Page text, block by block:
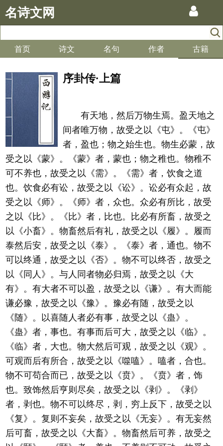
名诗文网
首页 诗文 名句 作者 古籍
序卦传·上篇
有天地，然后万物生焉。盈天地之
间者唯万物，故受之以《屯》。《屯》
者，盈也；物之始生也。物生必蒙，故
受之以《蒙》。《蒙》者，蒙也；物之稚也。物稚不
可不养也，故受之以《需》。《需》者，饮食之道
也。饮食必有讼，故受之以《讼》。讼必有众起，故
受之以《师》。《师》者，众也。众必有所比，故受
之以《比》。《比》者，比也。比必有所畜，故受之
以《小畜》。物畜然后有礼，故受之以《履》。履而
泰然后安，故受之以《泰》。《泰》者，通也。物不
可以终通，故受之以《否》。物不可以终否，故受之
以《同人》。与人同者物必归焉，故受之以《大
有》。有大者不可以盈，故受之以《谦》。有大而能
谦必豫，故受之以《豫》。豫必有随，故受之以
《随》。以喜随人者必有事，故受之以《蛊》。
《蛊》者，事也。有事而后可大，故受之以《临》。
《临》者，大也。物大然后可观，故受之以《观》。
可观而后有所合，故受之以《噬嗑》。嗑者，合也。
物不可苟合而已，故受之以《贲》。《贲》者，饰
也。致饰然后亨则尽矣，故受之以《剥》。《剥》
者，剥也。物不可以终尽，剥，穷上反下，故受之以
《复》。复则不妄矣，故受之以《无妄》。有无妄然
后可畜，故受之以《大畜》。物畜然后可养，故受之